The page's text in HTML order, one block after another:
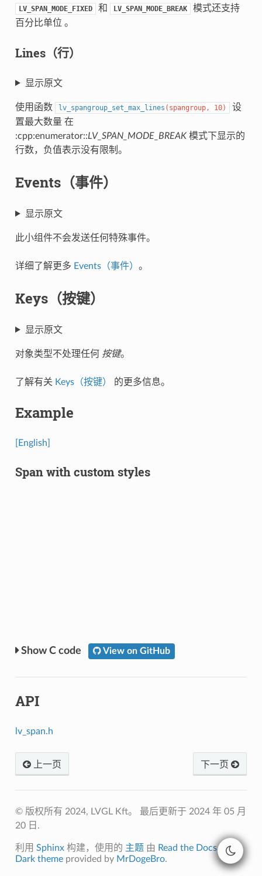
LV_SPAN_MODE_FIXED 和 LV_SPAN_MODE_BREAK
模式还支持
百分比单位 。
Lines（行）
显示原文
使用函数 lv_spangroup_set_max_lines ( spangroup, 10)
设
置最大数量 在
:cpp:enumerator::LV_SPAN_MODE_BREAK模式下显示的
行数，负值表示没有限制。
Events（事件）
显示原文
此小组件不会发送任何特殊事件。
详细了解更多 Events（事件） 。
Keys（按键）
显示原文
对象类型不处理任何 按键。
了解有关 Keys（按键） 的更多信息。
Example
[English]
Span with custom styles
C code View on GitHub
API
lv_span.h
上一页 下一页
© 版权所有 2024, LVGL Kft。 最后更新于 2024 年 05 月
20 日.
利用 Sphinx构建，使用的 主题 由 Read the Docs开发.
Dark themeprovided by MrDogeBro.